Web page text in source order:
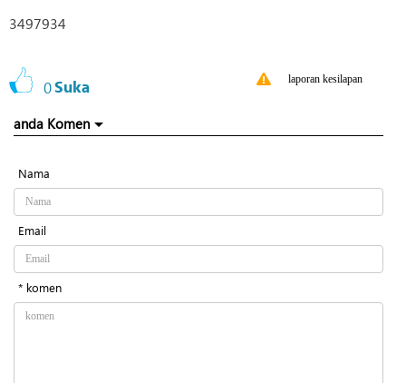
3497934
0Suka laporan kesilapan
anda Komen
Nama
Email
* komen